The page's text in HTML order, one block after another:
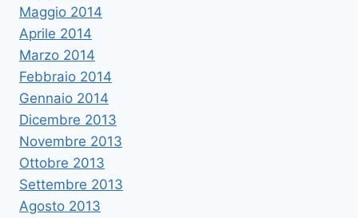
Maggio 2014
Aprile 2014
Marzo 2014
Febbraio 2014
Gennaio 2014
Dicembre 2013
Novembre 2013
Ottobre 2013
Settembre 2013
Agosto 2013